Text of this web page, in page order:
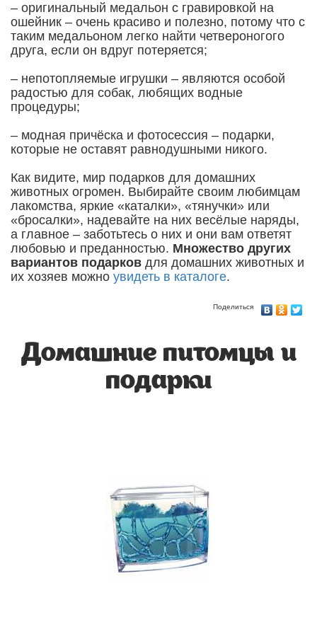
– оригинальный медальон с гравировкой на
ошейник – очень красиво и полезно, потому что с
таким медальоном легко найти четвероногого
друга, если он вдруг потеряется;
– непотопляемые игрушки – являются особой
радостью для собак, любящих водные
процедуры;
– модная причёска и фотосессия – подарки,
которые не оставят равнодушными никого.
Как видите, мир подарков для домашних
животных огромен. Выбирайте своим любимцам
лакомства, яркие «каталки», «тянучки» или
«бросалки», надевайте на них весёлые наряды,
а главное – заботьтесь о них и они вам ответят
любовью и преданностью. Множество других
вариантов подарков для домашних животных и
их хозяев можно увидеть в каталоге.
Поделиться
Домашние питомцы и
подарки